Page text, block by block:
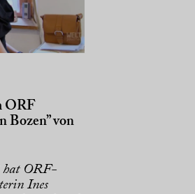
ORF
Bozen” von
hat ORF-
Ines